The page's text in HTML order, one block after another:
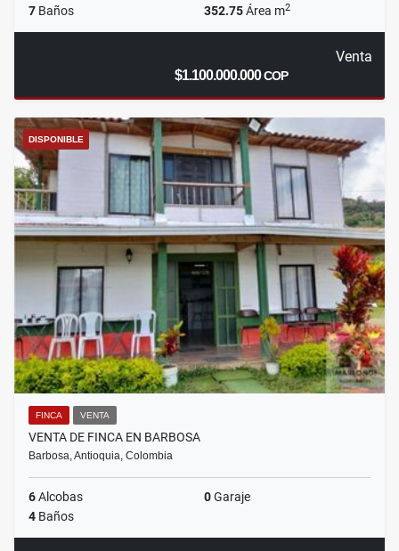
7 Baños 352.75Área m2
Venta
$1.100.000.000COP
DISPONIBLE
FINCA VENTA
VENTA DE FINCA EN BARBOSA
Barbosa, Antioquia, Colombia
6Alcobas 0Garaje
4 Baños